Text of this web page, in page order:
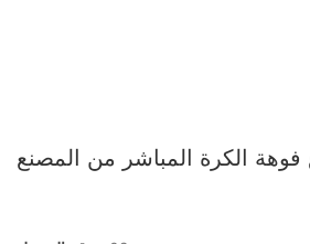
الكرة المباشر من المصنع